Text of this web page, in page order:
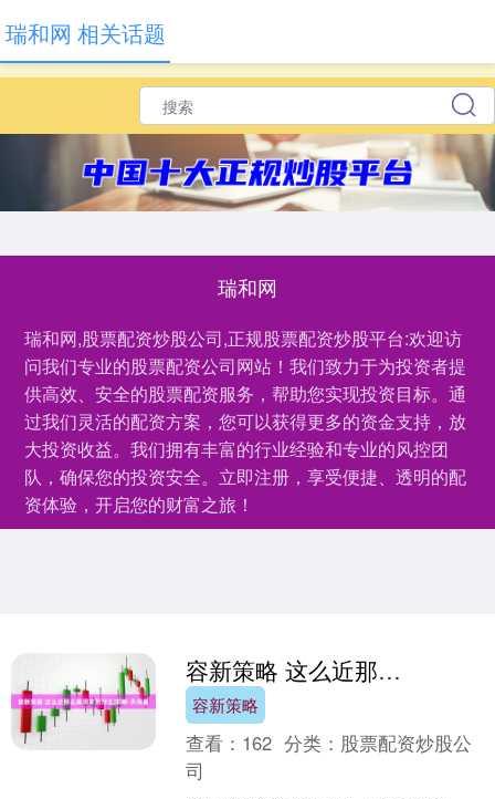
瑞和网
瑞和网,股票配资炒股公司,正规股票配资炒股平台:欢迎访
问我们专业的股票配资公司网站！我们致力于为投资者提
供高效、安全的股票配资服务，帮助您实现投资目标。通
过我们灵活的配资方案，您可以获得更多的资金支持，放
大投资收益。我们拥有丰富的行业经验和专业的风控团
队，确保您的投资安全。立即注册，享受便捷、透明的配
资体验，开启您的财富之旅！
瑞和网 相关话题
容新策略 这么近那么美周末到河北|邯郸·天保寨
容新策略
查看： 162 分类： 股票配资炒股公
司